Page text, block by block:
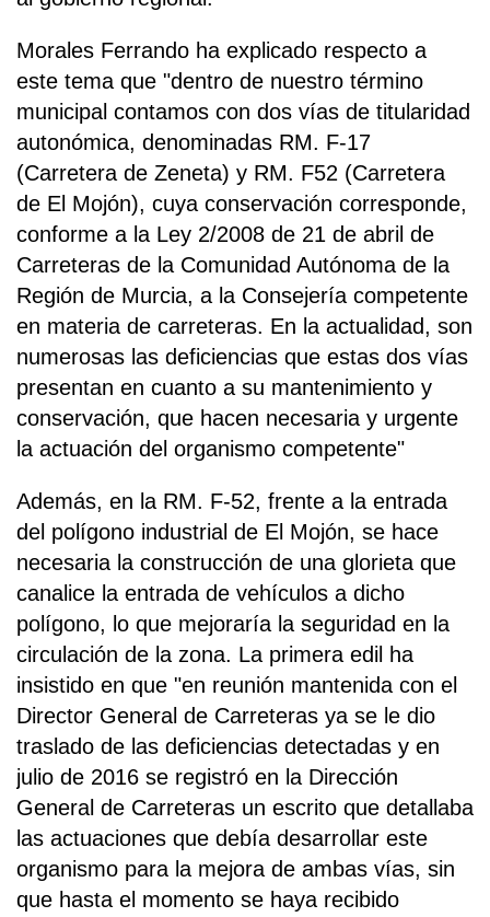
Morales Ferrando ha explicado respecto a
este tema que "dentro de nuestro término
municipal contamos con dos vías de titularidad
autonómica, denominadas RM. F-17
(Carretera de Zeneta) y RM. F52 (Carretera
de El Mojón), cuya conservación corresponde,
conforme a la Ley 2/2008 de 21 de abril de
Carreteras de la Comunidad Autónoma de la
Región de Murcia, a la Consejería competente
en materia de carreteras. En la actualidad, son
numerosas las deficiencias que estas dos vías
presentan en cuanto a su mantenimiento y
conservación, que hacen necesaria y urgente
la actuación del organismo competente"
Además, en la RM. F-52, frente a la entrada
del polígono industrial de El Mojón, se hace
necesaria la construcción de una glorieta que
canalice la entrada de vehículos a dicho
polígono, lo que mejoraría la seguridad en la
circulación de la zona. La primera edil ha
insistido en que "en reunión mantenida con el
Director General de Carreteras ya se le dio
traslado de las deficiencias detectadas y en
julio de 2016 se registró en la Dirección
General de Carreteras un escrito que detallaba
las actuaciones que debía desarrollar este
organismo para la mejora de ambas vías, sin
que hasta el momento se haya recibido